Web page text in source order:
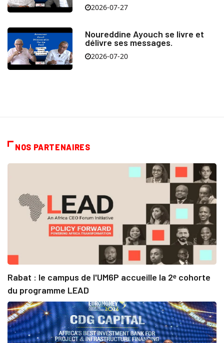
2026-07-27
Noureddine Ayouch se livre et
délivre ses messages.
2026-07-20
NOS PARTENAIRES
Rabat : le campus de l'UM6P accueille la 2ᵉ cohorte
du programme LEAD